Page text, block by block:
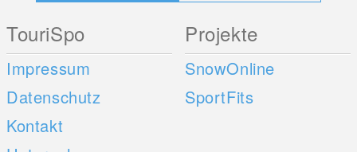
TouriSpo
Impressum
Datenschutz
Kontakt
Projekte
SnowOnline
SportFits